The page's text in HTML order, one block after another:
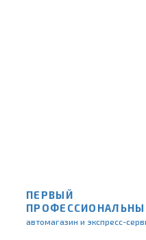
ПЕРВЫЙ
автомагазин и экспресс-